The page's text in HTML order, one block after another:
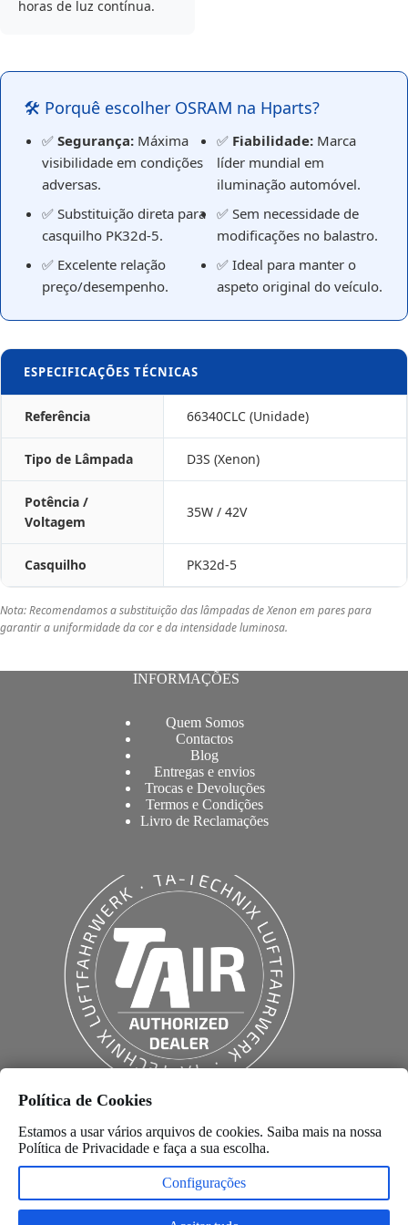
horas de luz contínua.
🛠️ Porquê escolher OSRAM na Hparts?
✅ Segurança: Máxima
visibilidade em condições
adversas.
✅ Fiabilidade: Marca
líder mundial em
iluminação automóvel.
✅ Substituição direta para
casquilho PK32d-5.
✅ Sem necessidade de
modificações no balastro.
✅ Excelente relação
preço/desempenho.
✅ Ideal para manter o
aspeto original do veículo.
ESPECIFICAÇÕES TÉCNICAS
Referência 66340CLC (Unidade)
Tipo de Lâmpada D3S (Xenon)
Potência /
Voltagem
35W / 42V
Casquilho PK32d-5
Nota: Recomendamos a substituição das lâmpadas de Xenon em pares para
garantir a uniformidade da cor e da intensidade luminosa.
INFORMAÇÕES
Quem Somos
Contactos
Blog
Entregas e envios
Trocas e Devoluções
Termos e Condições
Livro de Reclamações
Política de Cookies
Estamos a usar vários arquivos de cookies. Saiba mais na nossa
Política de Privacidade e faça a sua escolha.
Configurações